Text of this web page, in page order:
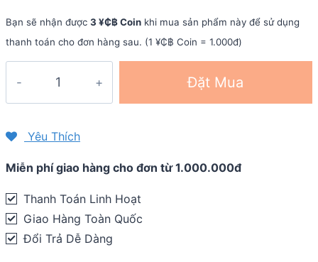
Bạn sẽ nhận được 3 ¥₵฿ Coin khi mua sản phẩm này để sử dụng
thanh toán cho đơn hàng sau. (1 ¥₵฿ Coin = 1.000đ)
điện
SaltStick
Fastchews
(gói
10
Đặt Mua
Yêu Thích
Miễn phí giao hàng cho đơn từ 1.000.000đ
Thanh Toán Linh Hoạt
Giao Hàng Toàn Quốc
Đổi Trả Dễ Dàng